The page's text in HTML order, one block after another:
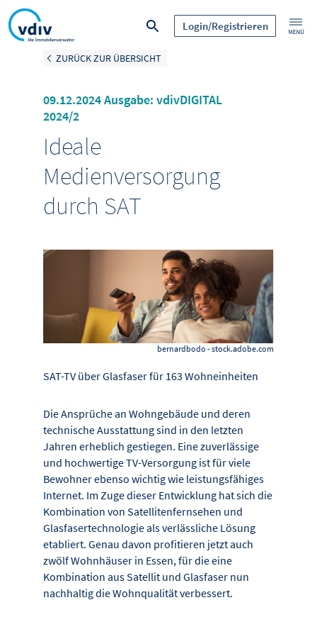
Login/Registrieren
ZURÜCK ZUR ÜBERSICHT
09.12.2024 Ausgabe: vdivDIGITAL
2024/2
Ideale
Medienversorgung
durch SAT
bernardbodo - stock.adobe.com
SAT-TV über Glasfaser für 163 Wohneinheiten
Die Ansprüche an Wohngebäude und deren
technische Ausstattung sind in den letzten
Jahren erheblich gestiegen. Eine zuverlässige
und hochwertige TV-Versorgung ist für viele
Bewohner ebenso wichtig wie leistungsfähiges
Internet. Im Zuge dieser Entwicklung hat sich die
Kombination von Satellitenfernsehen und
Glasfasertechnologie als verlässliche Lösung
etabliert. Genau davon profitieren jetzt auch
zwölf Wohnhäuser in Essen, für die eine
Kombination aus Satellit und Glasfaser nun
nachhaltig die Wohnqualität verbessert.